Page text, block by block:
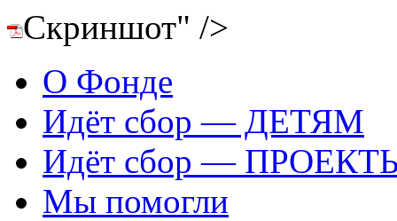
Скриншот" />
О Фонде
Идёт сбор — ДЕТЯМ
Идёт сбор —
Мы помогли